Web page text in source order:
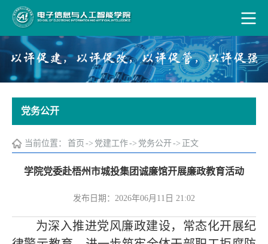
党务公开
当前位置： 首页 -> 党建工作-> 党务公开-> 正文
学院党委赴梧州市城投集团诚廉馆开展廉政教育活动
发布日期：2026年06月11日 21:02
为深入推进党风廉政建设，常态化开展纪